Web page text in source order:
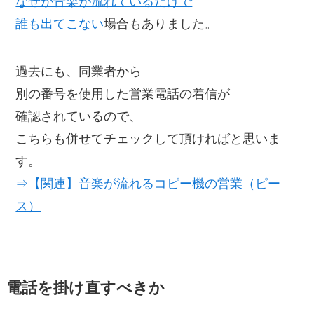
誰も出てこない場合もありました。
過去にも、同業者から
別の番号を使用した営業電話の着信が
確認されているので、
こちらも併せてチェックして頂ければと思いま
す。
⇒【関連】音楽が流れるコピー機の営業（ピー
ス）
電話を掛け直すべきか